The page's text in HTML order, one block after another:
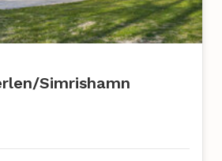
Simrishamn